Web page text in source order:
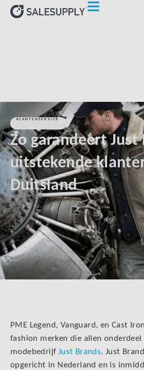
KLANTENSERVICE
Zo garandeert Just
uitstekende
Duitsland
PME Legend, Vanguard, en Cast
fashion merken die allen onderdeel
modebedrijf Just Brands. Just
opgericht in Nederland en is